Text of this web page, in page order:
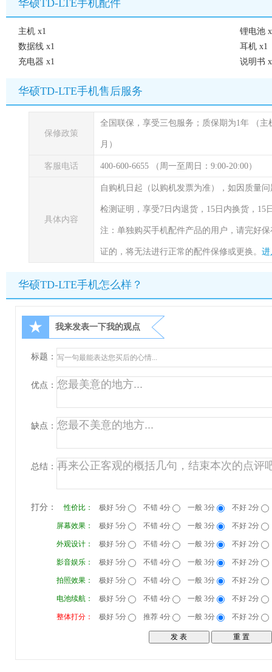
华硕TD-LTE手机配件
主机 x1
锂电池
数据线 x1
耳机 x1
充电器 x1
说明书
华硕TD-LTE手机售后服务
保修政策
全国联保，享受三包服务；质保期为1年 （
月）
客服电话 400-600-6655 （周一至周日：9:00-20:00）
具体内容
自购机日起（以购机发票为准），如因质量
检测证明，享受7日内退货，15日内换货，
注：单独购买手机配件产品的用户，请完好
证的，将无法进行正常的配件保修或更换。 进
华硕TD-LTE手机怎么样？
★ 我来发表一下我的观点
标题：
优点：
缺点：
总结：
打分： 性价比： 极好 5分 不错 4分 一般 3分 不好 2分
屏幕效果： 极好 5分 不错 4分 一般 3分 不好 2分
外观设计： 极好 5分 不错 4分 一般 3分 不好 2分
影音娱乐： 极好 5分 不错 4分 一般 3分 不好 2分
拍照效果： 极好 5分 不错 4分 一般 3分 不好 2分
电池续航： 极好 5分 不错 4分 一般 3分 不好 2分
整体打分： 极好 5分 推荐 4分 一般 3分 不好 2分